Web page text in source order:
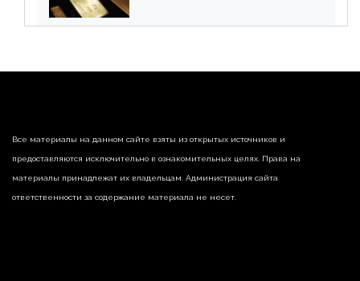
страны
Все материалы на данном сайте взяты из открытых источников и
предоставляются исключительно в ознакомительных целях. Права на
материалы принадлежат их владельцам. Администрация сайта
ответственности за содержание материала не несет.